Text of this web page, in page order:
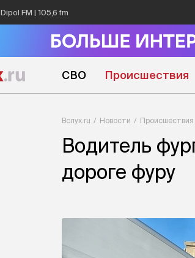
Dipol FM | 105,6 fm
СВО Происшествия
Вслух.ru Новости Происшествия
Водитель
дороге фуру